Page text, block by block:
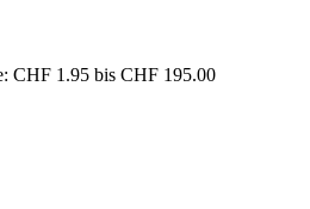
CHF 1.95 bis CHF 195.00